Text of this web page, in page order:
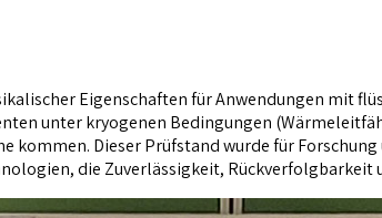
Eigenschaften für Anwendungen mit
unter kryogenen Bedingungen
Dieser Prüfstand wurde für
die Zuverlässigkeit,